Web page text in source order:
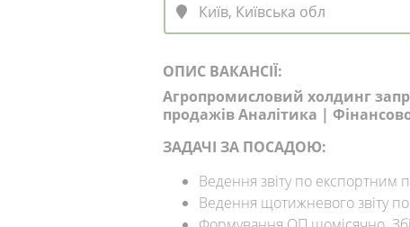
Київ, Київська обл
ОПИС ВАКАНСІЇ:
Агропромисловий холдинг
продажів Аналітика |
ЗАДАЧІ ЗА ПОСАДОЮ:
Ведення звіту по експортним
Ведення щотижневого звіту